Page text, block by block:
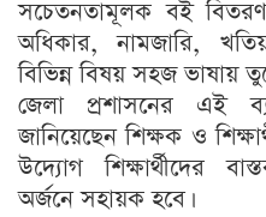
সচেতনতামূলক বই
অধিকার, নামজারি,
বিভিন্ন বিষয় সহজ ভাষায়
জেলা প্রশাসনের এই
জানিয়েছেন শিক্ষক ও
উদ্যোগ শিক্ষার্থীদের
অর্জনে সহায়ক হবে।